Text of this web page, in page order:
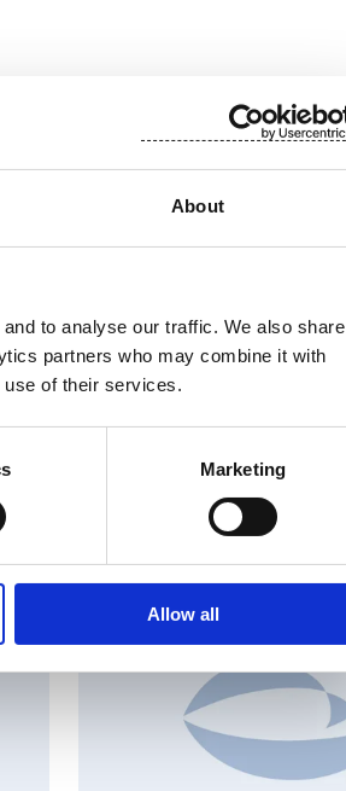
About
to analyse our traffic. We also share
partners who may combine it with
use of their services.
Marketing
Allow all
sovelluksiin. Suomisen
osake (SUY1V) noteerataan